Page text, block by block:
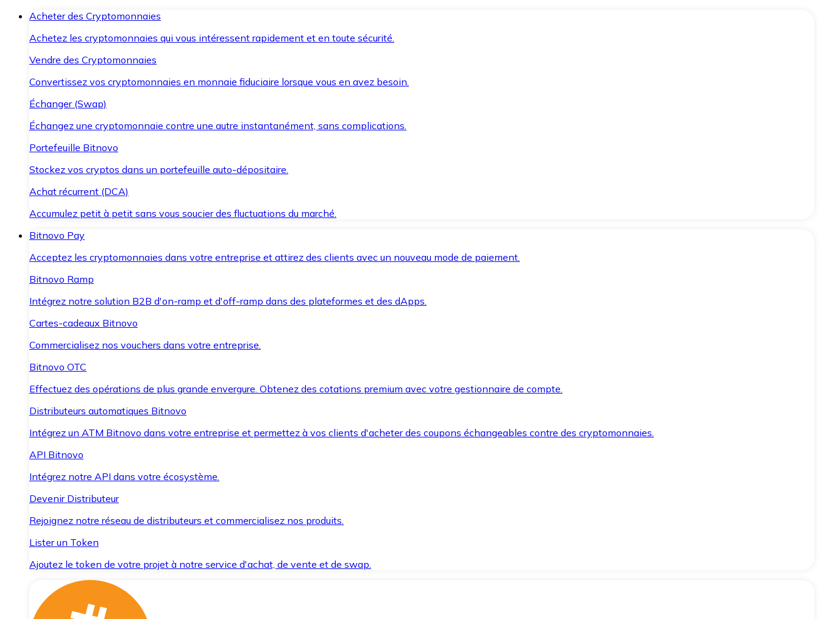
Acheter des Cryptomonnaies
Achetez les cryptomonnaies qui vous intéressent rapidement et en toute sécurité.
Vendre des Cryptomonnaies
Convertissez vos cryptomonnaies en monnaie fiduciaire lorsque vous en avez besoin.
Échanger (Swap)
Échangez une cryptomonnaie contre une autre instantanément, sans complications.
Portefeuille Bitnovo
Stockez vos cryptos dans un portefeuille auto-dépositaire.
Achat récurrent (DCA)
Accumulez petit à petit sans vous soucier des fluctuations du marché.
Bitnovo Pay
Acceptez les cryptomonnaies dans votre entreprise et attirez des clients avec un nouveau mode de paiement.
Bitnovo Ramp
Intégrez notre solution B2B d'on-ramp et d'off-ramp dans des plateformes et des dApps.
Cartes-cadeaux Bitnovo
Commercialisez nos vouchers dans votre entreprise.
Bitnovo OTC
Effectuez des opérations de plus grande envergure. Obtenez des cotations premium avec votre gestionnaire de compte.
Distributeurs automatiques Bitnovo
Intégrez un ATM Bitnovo dans votre entreprise et permettez à vos clients d'acheter des coupons échangeables contre des cryptomonnaies.
API Bitnovo
Intégrez notre API dans votre écosystème.
Devenir Distributeur
Rejoignez notre réseau de distributeurs et commercialisez nos produits.
Lister un Token
Ajoutez le token de votre projet à notre service d'achat, de vente et de swap.